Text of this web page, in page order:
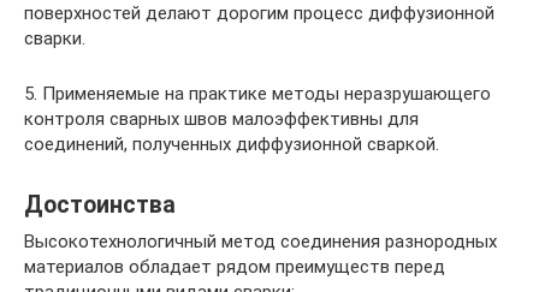
поверхностей делают дорогим процесс диффузионной
сварки.
5. Применяемые на практике методы неразрушающего
контроля сварных швов малоэффективны для
соединений, полученных диффузионной сваркой.
Достоинства
Высокотехнологичный метод соединения разнородных
материалов обладает рядом преимуществ перед